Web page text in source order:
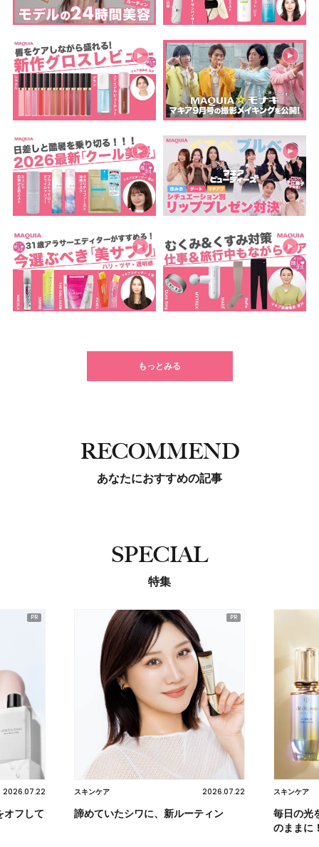
もっとみる
RECOMMEND
あなたにおすすめの記事
SPECIAL
特集
2026.07.22
オフして
スキンケア 2026.07.22
諦めていたシワに、新ルーティン
スキンケア
毎日の光
のままに